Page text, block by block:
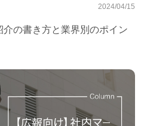
2024/04/15
介の書き方と業界別のポイン